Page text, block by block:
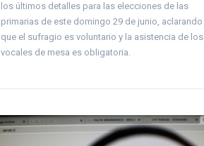
los últimos detalles para las elecciones de las
primarias de este domingo 29 de junio, aclarando
que el sufragio es voluntario y la asistencia de los
vocales de mesa es obligatoria.